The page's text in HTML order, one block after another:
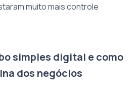
muito mais controle
simples digital e como
dos negócios